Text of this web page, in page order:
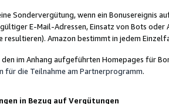
Sondervergütung, wenn ein Bonusereignis
E-Mail-Adressen, Einsatz von Bots
resultieren). Amazon bestimmt in jedem
im Anhang aufgeführten Homepages für
für die Teilnahme am Partnerprogramm.
in Bezug auf Vergütungen